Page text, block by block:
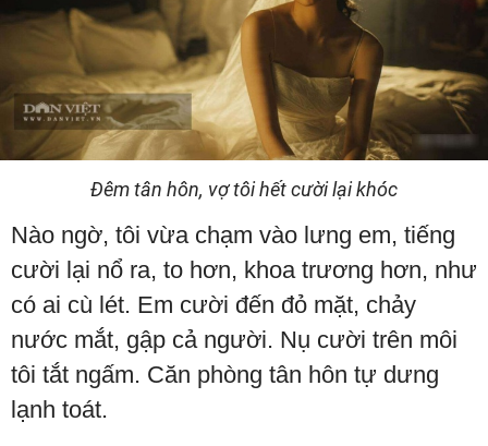
Đêm tân hôn, vợ tôi hết cười lại khóc
Nào ngờ, tôi vừa chạm vào lưng em, tiếng
cười lại nổ ra, to hơn, khoa trương hơn, như
có ai cù lét. Em cười đến đỏ mặt, chảy
nước mắt, gập cả người. Nụ cười trên môi
tôi tắt ngấm. Căn phòng tân hôn tự dưng
lạnh toát.